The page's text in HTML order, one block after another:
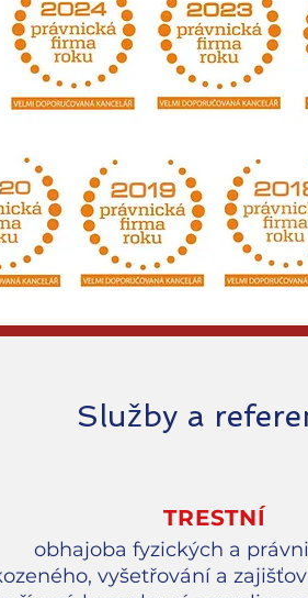
Služby a
TRESTNÍ
obhajoba fyzických a
vyšetřování a